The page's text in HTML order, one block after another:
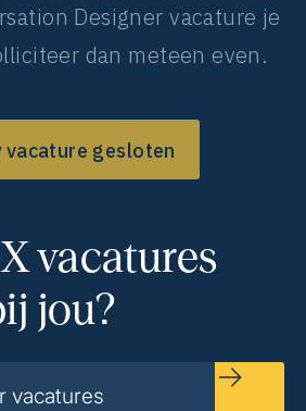
Designer vacature je
dan meteen even.
vacature gesloten
vacatures
jou?
vacatures